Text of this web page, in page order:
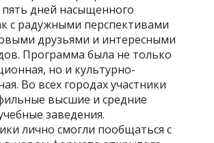
пять дней насыщенного
с радужными перспективами
друзьями и интересными
Программа была не только
но и культурно-
Во всех городах участники
высшие и средние
заведения.
лично смогли пообщаться с